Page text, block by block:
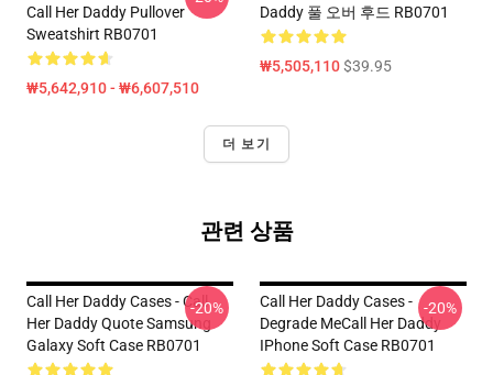
Call Her Daddy Pullover
Sweatshirt RB0701
₩5,642,910 - ₩6,607,510
Daddy 풀 오버 후드 RB0701
₩5,505,110$39.95
더 보기
관련 상품
Call Her Daddy Cases - Call
Her Daddy Quote Samsung
Galaxy Soft Case RB0701
-20%
Call Her Daddy Cases -
Degrade MeCall Her Daddy
IPhone Soft Case RB0701
-20%